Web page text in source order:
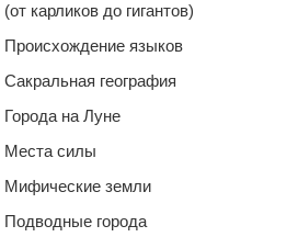
(от карликов до гигантов)
Происхождение языков
Сакральная география
Города на Луне
Места силы
Мифические земли
Подводные города